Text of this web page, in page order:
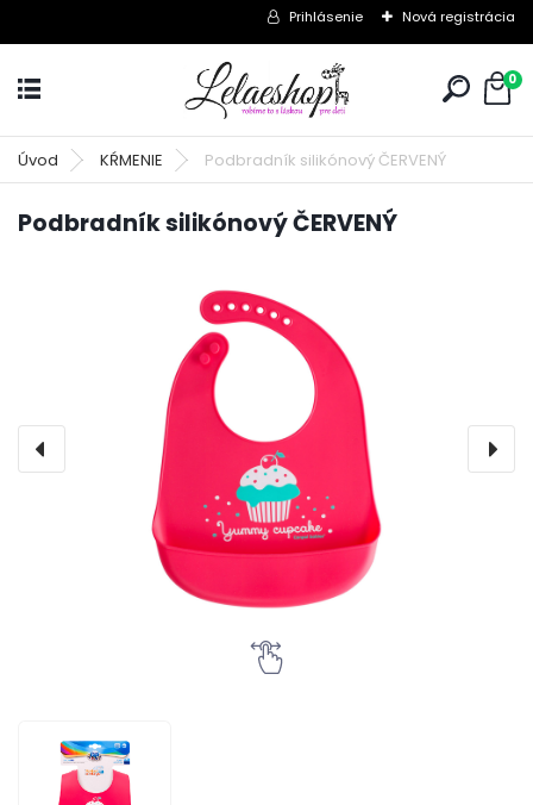
Prihlásenie Nová registrácia
0
Úvod KŔMENIE Podbradník silikónový ČERVENÝ
Podbradník silikónový ČERVENÝ